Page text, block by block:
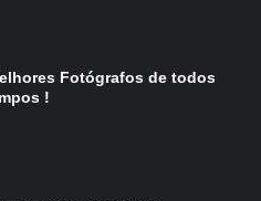
Fotógrafos de todos
!